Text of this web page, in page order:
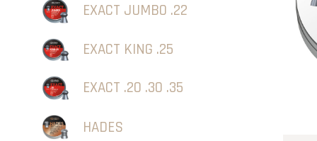
EXACT JUMBO .22
EXACT KING .25
EXACT .20 .30 .35
HADES